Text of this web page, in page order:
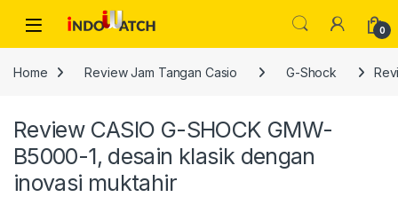
Open 0
Home Review Jam Tangan Casio G-Shock
Review CASIO G-SHOCK GMW-
B5000-1, desain klasik dengan
inovasi muktahir